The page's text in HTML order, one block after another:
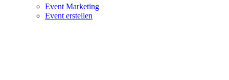
Event Marketing
Event erstellen